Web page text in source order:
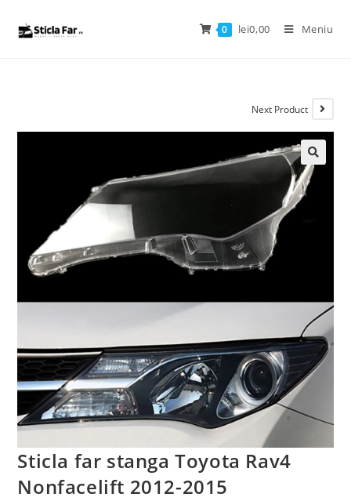
0 lei0,00 Meniu
Next Product
🔍
Sticla far stanga Toyota Rav4
Nonfacelift 2012-2015